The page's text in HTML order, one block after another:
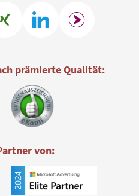
prämierte Qualität:
von: